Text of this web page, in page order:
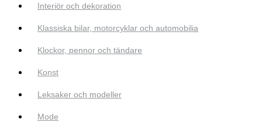
Interiör och dekoration
Klassiska bilar, motorcyklar och automobilia
Klockor, pennor och tändare
Konst
Leksaker och modeller
Mode